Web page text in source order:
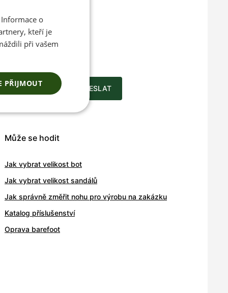
o
ODESLAT
Může se hodit
Jak vybrat velikost bot
Jak vybrat velikost sandálů
Jak správně změřit nohu pro výrobu na zakázku
Katalog příslušenství
Oprava barefoot
ENGLISH
o
kteří je
při vašem
PŘIJMOUT